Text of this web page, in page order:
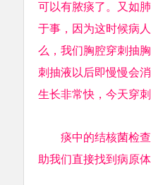
可以有脓痰了。又如
于事，因为这时候病
么，我们胸腔穿刺抽
刺抽液以后即慢慢会
生长非常快，今天穿
痰中的结核菌检查
助我们直接找到病原